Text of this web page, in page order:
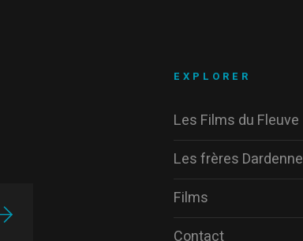
EXPLORER
Les Films du Fleuve
Les frères Dardenne
Films
Contact